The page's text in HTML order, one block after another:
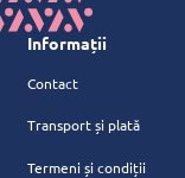
Informații
Contact
Transport și plată
Termeni și condiții